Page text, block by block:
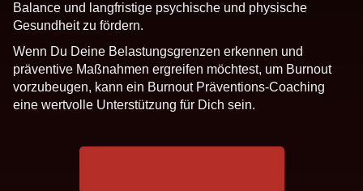
Balance und langfristige psychische und physische
Gesundheit zu fördern.
Wenn Du Deine Belastungsgrenzen erkennen und
präventive Maßnahmen ergreifen möchtest, um Burnout
vorzubeugen, kann ein Burnout Präventions-Coaching
eine wertvolle Unterstützung für Dich sein.